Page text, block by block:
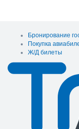
Бронирование
Покупка
Ж/Д билеты